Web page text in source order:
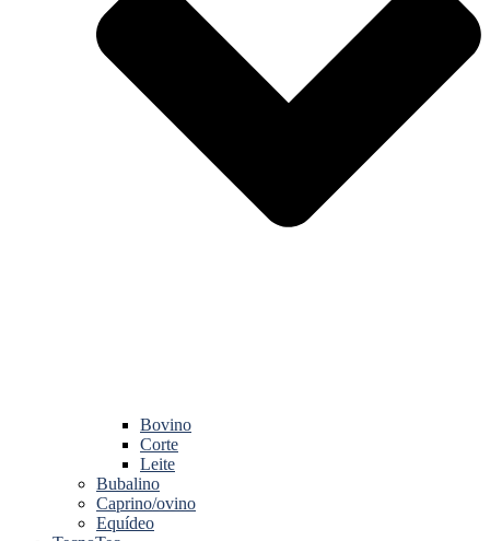
Bovino
Corte
Leite
Bubalino
Caprino/ovino
Equídeo